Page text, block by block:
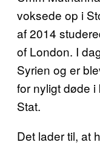
voksede op i
af 2014
of London. I
Syrien og er
for nyligt døde
Stat.
Det lader til, at